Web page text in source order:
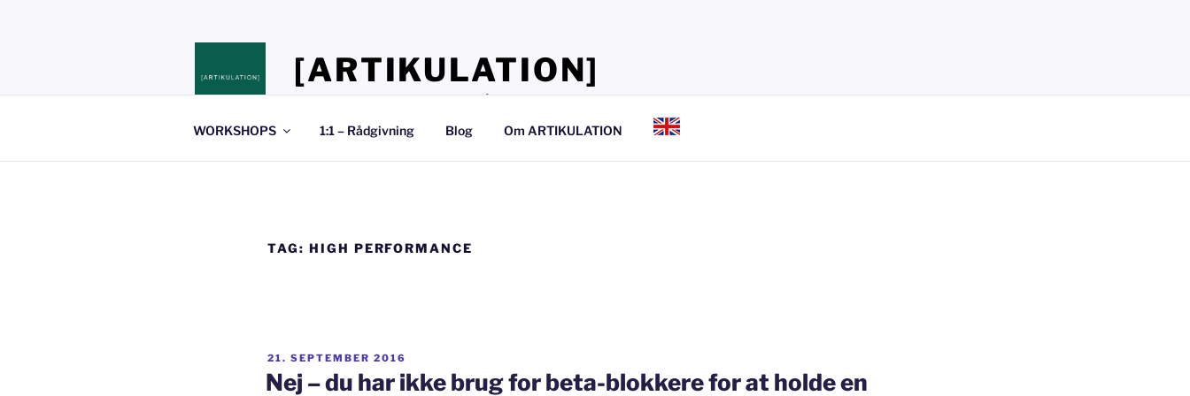
[ARTIKULATION]
Stedet hvor du lærer, at tale så det kan mærkes
WORKSHOPS 1:1 – Rådgivning Blog Om ARTIKULATION
TAG: HIGH PERFORMANCE
UDGIVET
DEN
21. SEPTEMBER 2016
Nej – du har ikke brug for beta-blokkere for at holde en